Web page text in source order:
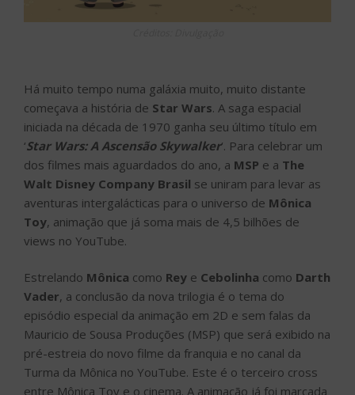
Há muito tempo numa galáxia muito, muito distante
começava a história de Star Wars. A saga espacial
iniciada na década de 1970 ganha seu último título em
‘Star Wars: A Ascensão Skywalker‘. Para celebrar um
dos filmes mais aguardados do ano, a MSP e a The
Walt Disney Company Brasil se uniram para levar as
aventuras intergalácticas para o universo de Mônica
Toy, animação que já soma mais de 4,5 bilhões de
views no YouTube.
Estrelando Mônica como Rey e Cebolinha como Darth
Vader, a conclusão da nova trilogia é o tema do
episódio especial da animação em 2D e sem falas da
Mauricio de Sousa Produções (MSP) que será exibido na
pré-estreia do novo filme da franquia e no canal da
Turma da Mônica no YouTube. Este é o terceiro cross
entre Mônica Toy e o cinema. A animação já foi marcada